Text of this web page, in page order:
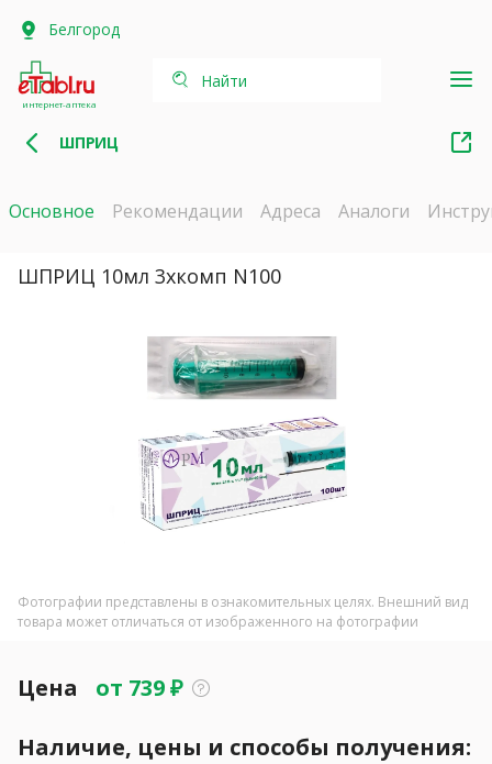
Белгород
интернет-аптека
Найти
ШПРИЦ
Основное Рекомендации Адреса Аналоги
ШПРИЦ 10мл 3хкомп N100
Фотографии представлены в ознакомительных целях. Внешний вид
товара может отличаться от изображенного на фотографии
Цена от 739₽
Наличие, цены и способы получения: